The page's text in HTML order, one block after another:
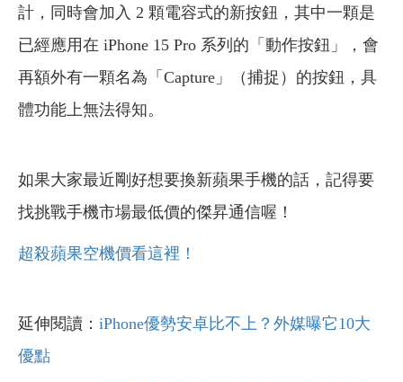
計，同時會加入 2 顆電容式的新按鈕，其中一顆是
已經應用在 iPhone 15 Pro 系列的「動作按鈕」，會
再額外有一顆名為「Capture」（捕捉）的按鈕，具
體功能上無法得知。
如果大家最近剛好想要換新蘋果手機的話，記得要
找挑戰手機市場最低價的傑昇通信喔！
超殺蘋果空機價看這裡！
延伸閱讀： iPhone優勢安卓比不上？外媒曝它10大
優點